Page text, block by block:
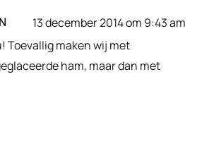
13 december 2014 om 9:43 am
Toevallig maken wij met
ham, maar dan met